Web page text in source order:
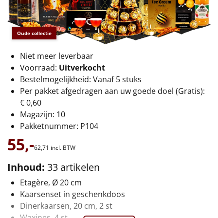
€75 tot €100
€100 en hoger
Alle kerstpakketten 2026
Thema
Origineel
Rituals
Luxe
Mannen
Vrouwen
Duurzaam
Oude collectie
Niet meer leverbaar
Voorraad: Uitverkocht
Bestelmogelijkheid: Vanaf 5 stuks
Per pakket afgedragen aan uw goede doel (Gratis):
€ 0,60
Magazijn: 10
Pakketnummer: P104
55,-62,71 incl. BTW
Inhoud: 33 artikelen
Etagère, Ø 20 cm
Kaarsenset in geschenkdoos
Dinerkaarsen, 20 cm, 2 st